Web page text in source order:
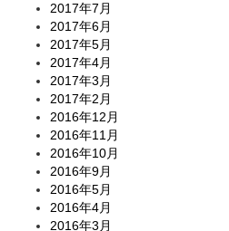
2017年7月
2017年6月
2017年5月
2017年4月
2017年3月
2017年2月
2016年12月
2016年11月
2016年10月
2016年9月
2016年5月
2016年4月
2016年3月